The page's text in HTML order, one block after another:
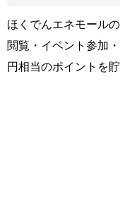
ほくでんエネモール
閲覧・イベント参加
円相当のポイントを